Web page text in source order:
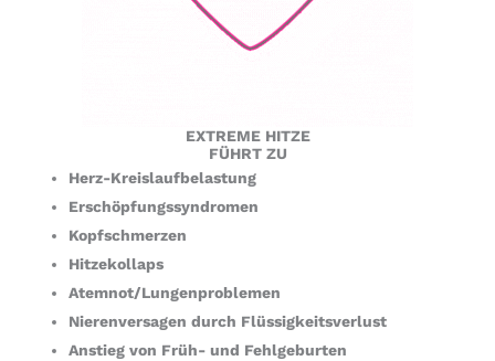
EXTREME HITZE
FÜHRT ZU
Herz-Kreislaufbelastung
Erschöpfungssyndromen
Kopfschmerzen
Hitzekollaps
Atemnot/Lungenproblemen
Nierenversagen durch Flüssigkeitsverlust
Anstieg von Früh- und Fehlgeburten